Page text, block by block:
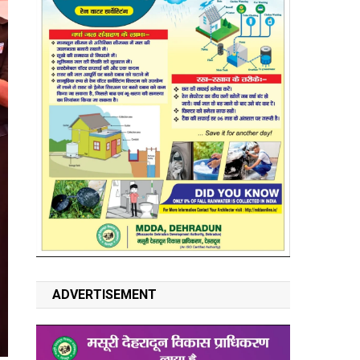
ADVERTISEMENT